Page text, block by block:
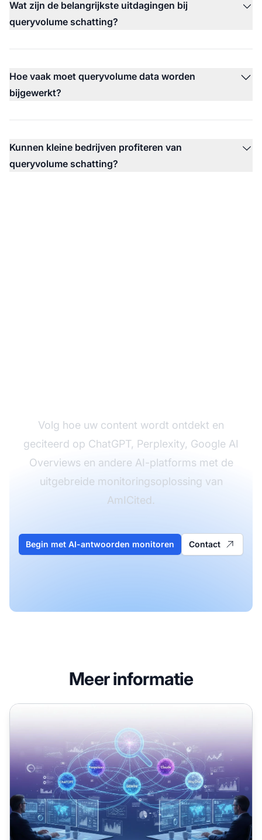
Wat zijn de belangrijkste uitdagingen bij
queryvolume schatting?
Hoe vaak moet queryvolume data worden
bijgewerkt?
Kunnen kleine bedrijven profiteren van
queryvolume schatting?
Volg hoe uw content wordt ontdekt en
geciteerd op ChatGPT, Perplexity, Google AI
Overviews en andere AI-platforms met de
uitgebreide monitoringsoplossing van
AmICited.
Begin met AI-antwoorden monitoren Contact
Meer informatie
AI Query Onderzoekstools